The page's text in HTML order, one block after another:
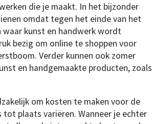
die je maakt. In het bijzonder
omdat tegen het einde van het
waar kunst en handwerk wordt
bezig om online te shoppen voor
Verder kunnen ook zomer
en handgemaakte producten, zoals
om kosten te maken voor de
tot plaats variëren. Wanneer je echter